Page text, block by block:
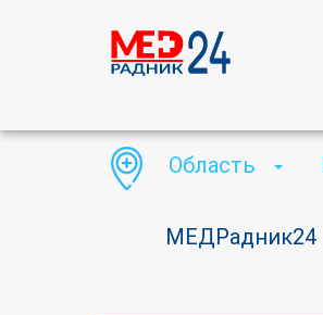
МЕДРадник24
Область